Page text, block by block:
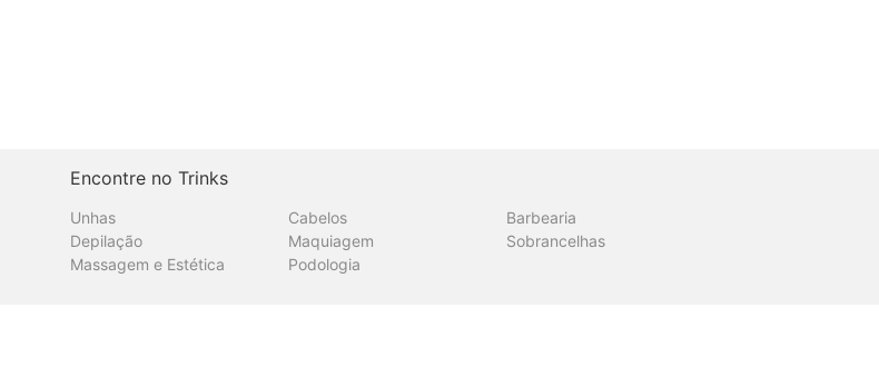
Encontre no Trinks
Unhas Cabelos
Barbearia
Depilação
Maquiagem
Sobrancelhas
Massagem e Estética
Podologia